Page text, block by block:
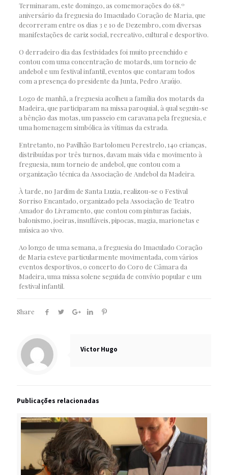
Terminaram, este domingo, as comemorações do 68.º
aniversário da freguesia do Imaculado Coração de Maria, que
decorreram entre os dias 3 e 10 de Dezembro, com diversas
manifestações de cariz social, recreativo, cultural e desportivo.
O derradeiro dia das festividades foi muito preenchido e
contou com uma concentração de motards, um torneio de
andebol e um festival infantil, eventos que contaram todos
com a presença do presidente da Junta, Pedro Araújo.
Logo de manhã, a freguesia acolheu a família dos motards da
Madeira, que participaram na missa paroquial, à qual seguiu-se
a bênção das motas, um passeio em caravana pela freguesia, e
uma homenagem simbólica às vítimas da estrada.
Entretanto, no Pavilhão Bartolomeu Perestrelo, 140 crianças,
distribuídas por três turnos, davam mais vida e movimento à
freguesia, num torneio de andebol, que contou com a
organização técnica da Associação de Andebol da Madeira.
À tarde, no Jardim de Santa Luzia, realizou-se o Festival
Sorriso Encantado, organizado pela Associação de Teatro
Amador do Livramento, que contou com pinturas faciais,
balonismo, joeiras, insufláveis, pipocas, magia, marionetas e
música ao vivo.
Ao longo de uma semana, a freguesia do Imaculado Coração
de Maria esteve particularmente movimentada, com vários
eventos desportivos, o concerto do Coro de Câmara da
Madeira, uma missa solene seguida de convívio popular e um
festival infantil.
Share
Victor Hugo
Publicações relacionadas